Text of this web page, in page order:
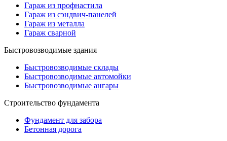
Гараж из профнастила
Гараж из сэндвич-панелей
Гараж из металла
Гараж сварной
Быстровозводимые здания
Быстровозводимые склады
Быстровозводимые автомойки
Быстровозводимые ангары
Строительство фундамента
Фундамент для забора
Бетонная дорога